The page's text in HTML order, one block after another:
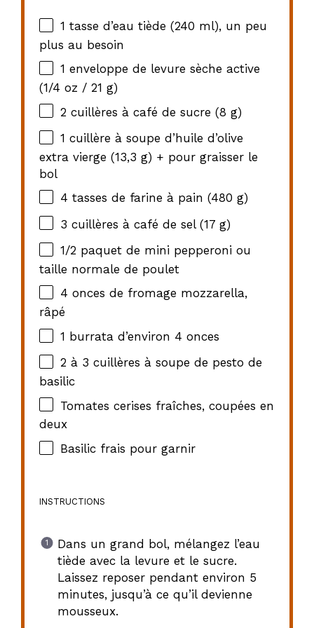
1 tasse d’eau tiède (240 ml), un peu
plus au besoin
1 enveloppe de levure sèche active
(1/4 oz /21 g)
2 cuillères à café de sucre (8 g)
1 cuillère à soupe d’huile d’olive
extra vierge (13,3 g) + pour graisser le
bol
4 tasses de farine à pain (480 g)
3 cuillères à café de sel (17 g)
1/2 paquet de mini pepperoni ou
taille normale de poulet
4 onces de fromage mozzarella,
râpé
1 burrata d’environ 4 onces
2 à 3 cuillères à soupe de pesto de
basilic
Tomates cerises fraîches, coupées en
deux
Basilic frais pour garnir
INSTRUCTIONS
Dans un grand bol, mélangez l’eau
tiède avec la levure et le sucre.
Laissez reposer pendant environ 5
minutes, jusqu’à ce qu’il devienne
mousseux.